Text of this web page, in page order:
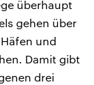
überhaupt
gehen über
und
Damit gibt
drei